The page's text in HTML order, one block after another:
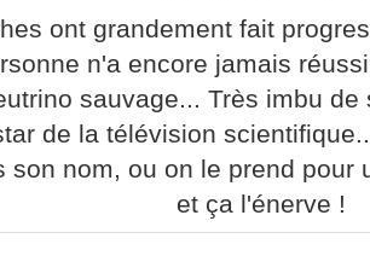
ont grandement fait
n'a encore jamais
sauvage... Très imbu
de la télévision
son nom, ou on le prend pour
et ça l'énerve !